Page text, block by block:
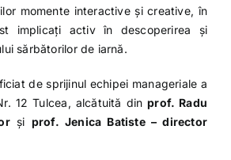
momente interactive și creative, în
implicați activ în descoperirea și
sărbătorilor de iarnă.
de sprijinul echipei manageriale a
12 Tulcea, alcătuită dinprof. Radu
și prof. Jenica Batiste – director